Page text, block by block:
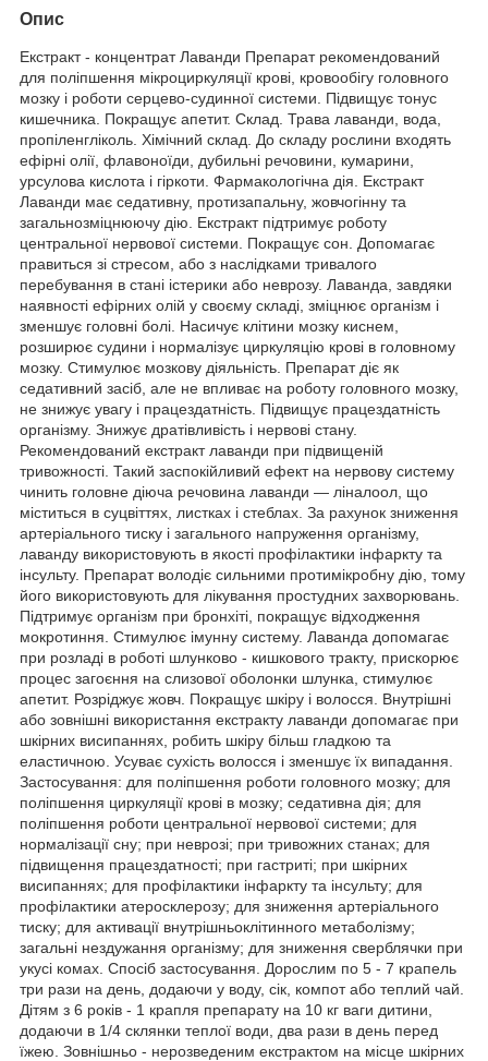
Опис
Екстракт - концентрат Лаванди Препарат рекомендований
для поліпшення мікроциркуляції крові, кровообігу головного
мозку і роботи серцево-судинної системи. Підвищує тонус
кишечника. Покращує апетит. Склад. Трава лаванди, вода,
пропіленгліколь. Хімічний склад. До складу рослини входять
ефірні олії, флавоноїди, дубильні речовини, кумарини,
урсулова кислота і гіркоти. Фармакологічна дія. Екстракт
Лаванди має седативну, протизапальну, жовчогінну та
загальнозміцнюючу дію. Екстракт підтримує роботу
центральної нервової системи. Покращує сон. Допомагає
правиться зі стресом, або з наслідками тривалого
перебування в стані істерики або неврозу. Лаванда, завдяки
наявності ефірних олій у своєму складі, зміцнює організм і
зменшує головні болі. Насичує клітини мозку киснем,
розширює судини і нормалізує циркуляцію крові в головному
мозку. Стимулює мозкову діяльність. Препарат діє як
седативний засіб, але не впливає на роботу головного мозку,
не знижує увагу і працездатність. Підвищує працездатність
організму. Знижує дратівливість і нервові стану.
Рекомендований екстракт лаванди при підвищеній
тривожності. Такий заспокійливий ефект на нервову систему
чинить головне діюча речовина лаванди — ліналоол, що
міститься в суцвіттях, листках і стеблах. За рахунок зниження
артеріального тиску і загального напруження організму,
лаванду використовують в якості профілактики інфаркту та
інсульту. Препарат володіє сильними протимікробну дію, тому
його використовують для лікування простудних захворювань.
Підтримує організм при бронхіті, покращує відходження
мокротиння. Стимулює імунну систему. Лаванда допомагає
при розладі в роботі шлунково - кишкового тракту, прискорює
процес загоєння на слизової оболонки шлунка, стимулює
апетит. Розріджує жовч. Покращує шкіру і волосся. Внутрішні
або зовнішні використання екстракту лаванди допомагає при
шкірних висипаннях, робить шкіру більш гладкою та
еластичною. Усуває сухість волосся і зменшує їх випадання.
Застосування: для поліпшення роботи головного мозку; для
поліпшення циркуляції крові в мозку; седативна дія; для
поліпшення роботи центральної нервової системи; для
нормалізації сну; при неврозі; при тривожних станах; для
підвищення працездатності; при гастриті; при шкірних
висипаннях; для профілактики інфаркту та інсульту; для
профілактики атеросклерозу; для зниження артеріального
тиску; для активації внутрішньоклітинного метаболізму;
загальні нездужання організму; для зниження сверблячки при
укусі комах. Спосіб застосування. Дорослим по 5 - 7 крапель
три рази на день, додаючи у воду, сік, компот або теплий чай.
Дітям з 6 років - 1 крапля препарату на 10 кг ваги дитини,
додаючи в 1/4 склянки теплої води, два рази в день перед
їжею. Зовнішньо - нерозведеним екстрактом на місце шкірних